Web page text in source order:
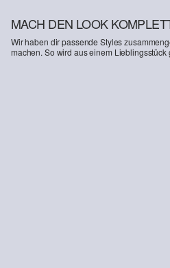
MACH DEN LOOK
Wir haben dir passende Styles
machen. So wird aus einem Lieblingsstück